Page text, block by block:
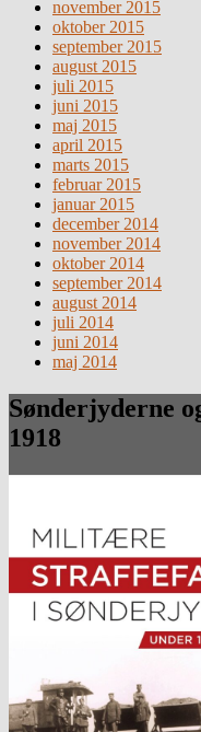
november 2015
oktober 2015
september 2015
august 2015
juli 2015
juni 2015
maj 2015
april 2015
marts 2015
februar 2015
januar 2015
december 2014
november 2014
oktober 2014
september 2014
august 2014
juli 2014
juni 2014
maj 2014
Sønderjyderne
1918